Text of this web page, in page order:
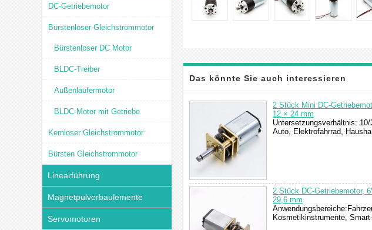
DC-Getriebemotor
Bürstenloser Gleichstrommotor
Bürstenloser DC Motor
BLDC-Treiber
Außenläufermotor
BLDC-Motor mit Getriebe
Kernloser Gleichstrommotor
Bürsten Gleichstrommotor
Linearführung
Magnetpulverbaulemente
Servomotoren
Das könnte Sie auch interessieren
2 Stück Mini DC-
12 × 24 mm
Untersetzungsverhältnis:
Auto, Elektrofahrrad,
2 Stück DC-Getriebemotor,
29,6 mm
Kosmetikinstrumente,